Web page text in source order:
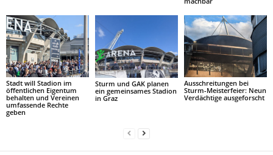
Stadt will Stadion im
öffentlichen Eigentum
behalten und Vereinen
umfassende Rechte
geben
Sturm und GAK planen
ein gemeinsames Stadion
in Graz
Ausschreitungen bei
Sturm-Meisterfeier: Neun
Verdächtige ausgeforscht